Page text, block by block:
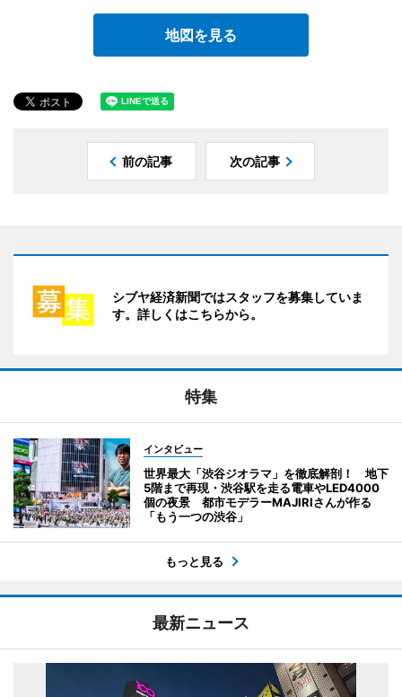
地図を見る
前の記事 次の記事
シブヤ経済新聞ではスタッフを募集していま
す。詳しくはこちらから。
特集
インタビュー
世界最大「渋谷ジオラマ」を徹底解剖！ 地下
5階まで再現・渋谷駅を走る電車やLED4000
個の夜景 都市モデラーMAJIRIさんが作る
「もう一つの渋谷」
もっと見る
最新ニュース